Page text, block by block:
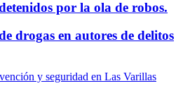
por la ola de robos.
drogas en autores de delitos